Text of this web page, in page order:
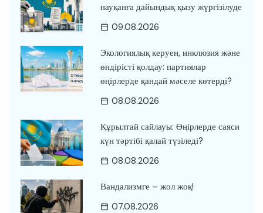
науқанға дайындық қызу жүргізілуде
09.08.2026
Экологиялық керуен, инклюзия және
өндірісті қолдау: партиялар
өңірлерде қандай мәселе көтерді?
08.08.2026
Құрылтай сайлауы: Өңірлерде саяси
күн тәртібі қалай түзіледі?
08.08.2026
Вандализмге – жол жоқ!
07.08.2026